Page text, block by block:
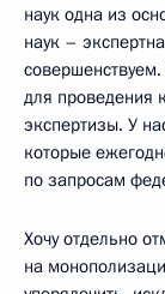
наук одна из
наук –
для проведения
экспертизы. У
которые
по запросам
Хочу отдельно
на